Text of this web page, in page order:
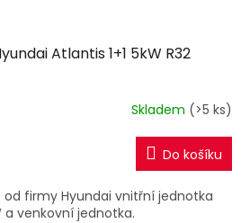
Atlantis 1+1 5kW R32
Skladem (>5 ks)
Do košíku
firmy Hyundai vnitřní jednotka
a venkovní jednotka.